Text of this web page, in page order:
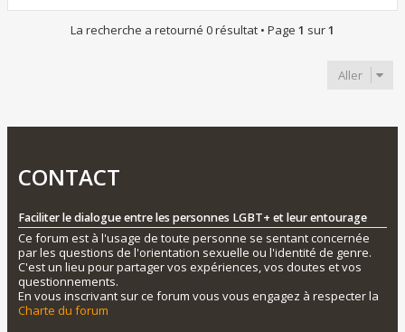
La recherche a retourné 0 résultat • Page 1 sur1
Aller
CONTACT
Faciliter le dialogue entre les personnes LGBT+ et leur entourage
Ce forum est à l'usage de toute personne se sentant concernée
par les questions de l'orientation sexuelle ou l'identité de genre.
C'est un lieu pour partager vos expériences, vos doutes et vos
questionnements.
En vous inscrivant sur ce forum vous vous engagez à respecter la
Charte du forum